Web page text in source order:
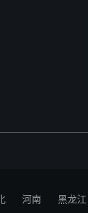
河南 黑龙江